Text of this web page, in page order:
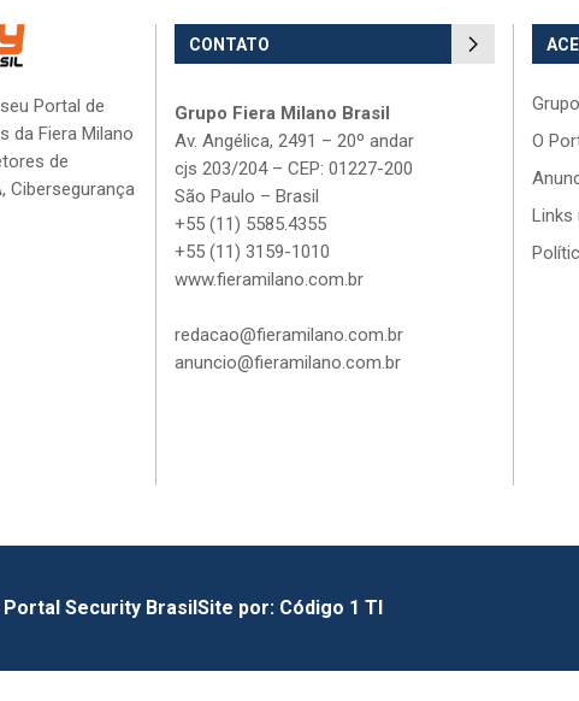
Portal de
da Fiera Milano
de
Cibersegurança
CONTATO
Grupo Fiera Milano Brasil
Av. Angélica, 2491 – 20º andar
cjs 203/204 – CEP: 01227-200
São Paulo – Brasil
+55 (11) 5585.4355
+55 (11) 3159-1010
www.fieramilano.com.br
redacao@fieramilano.com.br
anuncio@fieramilano.com.br
O
Links
Security BrasilSite por: Código 1 TI